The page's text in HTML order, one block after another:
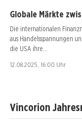
Globale Märkte
Die internationalen
aus Handelsspannungen
die USA ihre…
12.08.2025, 16:00 Uhr
Vincorion